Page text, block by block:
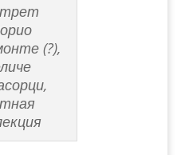
(?),